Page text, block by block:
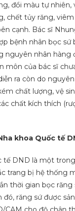
đổi màu tự
chết tủy răng,
cạnh. Bác sĩ
bệnh nhân bọc sứ
nguyên nhân hàng
môn của bác sĩ
ra còn do
chất lượng, vệ
chất kích thích
khoa Quốc tế
tế DND là một
trang bị hệ thống
thời gian bọc răng
đó, răng sứ được